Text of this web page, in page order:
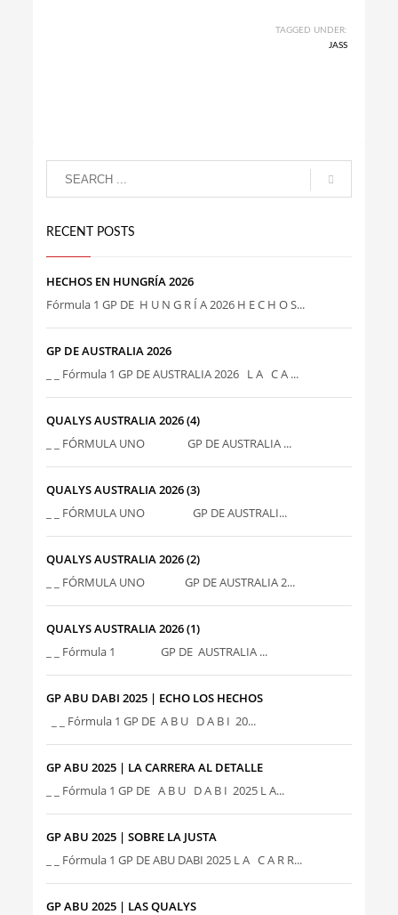
TAGGED UNDER:
JASS
RECENT POSTS
HECHOS EN HUNGRÍA 2026
Fórmula 1 GP DE H U N G R Í A 2026 H E C H O S...
GP DE AUSTRALIA 2026
_ _ Fórmula 1 GP DE AUSTRALIA 2026 L A C A ...
QUALYS AUSTRALIA 2026 (4)
_ _ FÓRMULA UNO GP DE AUSTRALIA ...
QUALYS AUSTRALIA 2026 (3)
_ _ FÓRMULA UNO GP DE AUSTRALI...
QUALYS AUSTRALIA 2026 (2)
_ _ FÓRMULA UNO GP DE AUSTRALIA 2...
QUALYS AUSTRALIA 2026 (1)
_ _ Fórmula 1 GP DE AUSTRALIA ...
GP ABU DABI 2025 | ECHO LOS HECHOS
_ _ Fórmula 1 GP DE A B U D A B I 20...
GP ABU 2025 | LA CARRERA AL DETALLE
_ _ Fórmula 1 GP DE A B U D A B I 2025 L A...
GP ABU 2025 | SOBRE LA JUSTA
_ _ Fórmula 1 GP DE ABU DABI 2025 L A C A R R...
GP ABU 2025 | LAS QUALYS